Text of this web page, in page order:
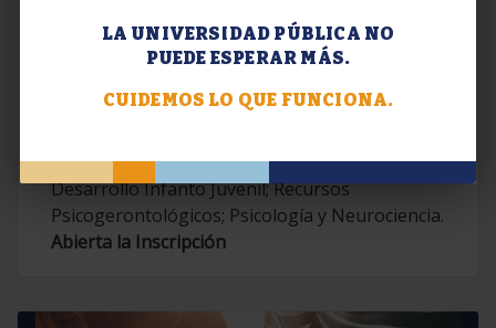
LA UNIVERSIDAD PÚBLICA NO
PUEDE ESPERAR MÁS.
CUIDEMOS LO QUE FUNCIONA.
Extensión. Diplomaturas 2026.
Contemporáneas; Problemáticas en el
Desarrollo Infanto Juvenil; Recursos
Psicogerontológicos; Psicología y Neurociencia.
Abierta la Inscripción